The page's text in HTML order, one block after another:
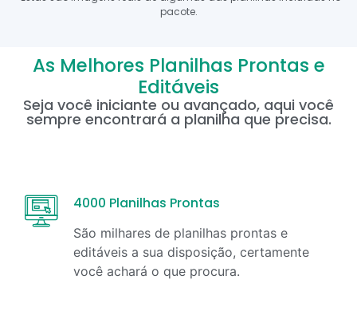
pacote.
As Melhores Planilhas Prontas e
Editáveis
Seja você iniciante ou avançado, aqui você
sempre encontrará a planilha que precisa.
4000 Planilhas Prontas
São milhares de planilhas prontas e
editáveis a sua disposição, certamente
você achará o que procura.